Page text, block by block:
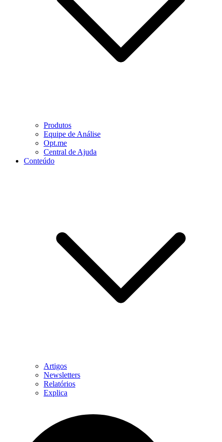
Produtos
Equipe de Análise
Opt.me
Central de Ajuda
Conteúdo
Artigos
Newsletters
Relatórios
Explica